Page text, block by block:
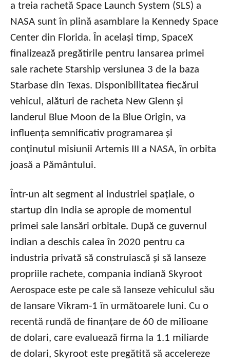
a treia rachetă Space Launch System (SLS) a
NASA sunt în plină asamblare la Kennedy Space
Center din Florida. În același timp, SpaceX
finalizează pregătirile pentru lansarea primei
sale rachete Starship versiunea 3 de la baza
Starbase din Texas. Disponibilitatea fiecărui
vehicul, alături de racheta New Glenn și
landerul Blue Moon de la Blue Origin, va
influența semnificativ programarea și
conținutul misiunii Artemis III a NASA, în orbita
joasă a Pământului.
Într-un alt segment al industriei spațiale, o
startup din India se apropie de momentul
primei sale lansări orbitale. După ce guvernul
indian a deschis calea în 2020 pentru ca
industria privată să construiască și să lanseze
propriile rachete, compania indiană Skyroot
Aerospace este pe cale să lanseze vehiculul său
de lansare Vikram-1 în următoarele luni. Cu o
recentă rundă de finanțare de 60 de milioane
de dolari, care evaluează firma la 1.1 miliarde
de dolari, Skyroot este pregătită să accelereze